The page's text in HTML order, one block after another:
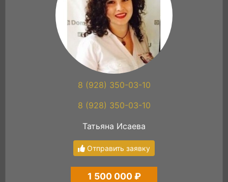
8 (928) 350-03-10
8 (928) 350-03-10
Татьяна Исаева
Отправить заявку
1 500 000 ₽